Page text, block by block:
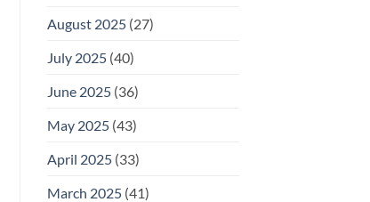
August 2025(27)
July 2025(40)
June 2025(36)
May 2025(43)
April 2025(33)
March 2025(41)